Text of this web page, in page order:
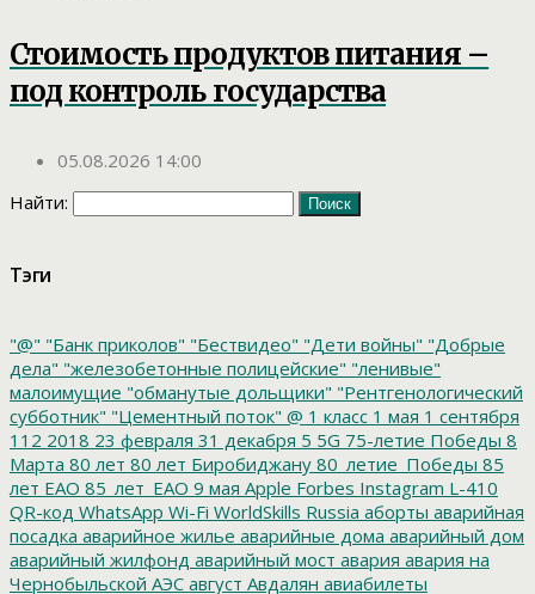
Стоимость продуктов питания –
под контроль государства
05.08.2026 14:00
Найти:
Тэги
"@" "Банк приколов" "Бествидео" "Дети войны" "Добрые
дела" "железобетонные полицейские" "ленивые"
малоимущие "обманутые дольщики" "Рентгенологический
субботник" "Цементный поток" @ 1 класс 1 мая 1 сентября
112 2018 23 февраля 31 декабря 5 5G 75-летие Победы 8
Марта 80 лет 80 лет Биробиджану 80_летие_Победы 85
лет ЕАО 85_лет_ЕАО 9 мая Apple Forbes Instagram L-410
QR-код WhatsApp Wi-Fi WorldSkills Russia аборты аварийная
посадка аварийное жилье аварийные дома аварийный дом
аварийный жилфонд аварийный мост авария авария на
Чернобыльской АЭС август Авдалян авиабилеты